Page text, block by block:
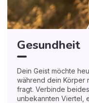
Gesundheit
Dein Geist möchte
während dein Körper
fragt. Verbinde
unbekannten Viertel,